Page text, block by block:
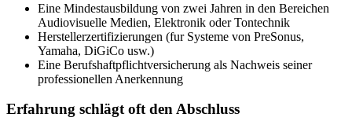
Eine Mindestausbildung von zwei Jahren in den Bereichen
Audiovisuelle Medien, Elektronik oder Tontechnik
Herstellerzertifizierungen (fur Systeme von PreSonus,
Yamaha, DiGiCo usw.)
Eine Berufshaftpflichtversicherung als Nachweis seiner
professionellen Anerkennung
Erfahrung schlägt oft den Abschluss